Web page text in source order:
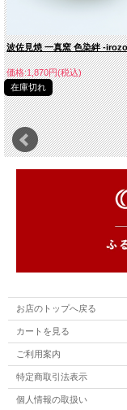
波佐見焼 一真窯 色染絆 -
価格:1,870円(税込)
在庫切れ
お店のトップへ戻る
カートを見る
ご利用案内
特定商取引法表示
個人情報の取扱い